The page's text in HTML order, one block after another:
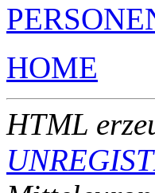
HOME
HTML